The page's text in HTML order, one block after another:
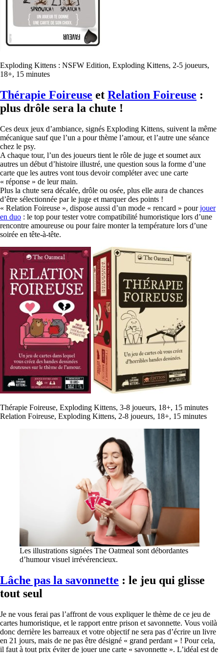
Exploding Kittens : NSFW Edition, Exploding Kittens, 2-5 joueurs,
18+, 15 minutes
Thérapie Foireuse et Relation Foireuse :
plus drôle sera la chute !
Ces deux jeux d’ambiance, signés Exploding Kittens, suivent la même
mécanique sauf que l’un a pour thème l’amour, et l’autre une séance
chez le psy.
A chaque tour, l’un des joueurs tient le rôle de juge et soumet aux
autres un début d’histoire illustré, une question sous la forme d’une
carte que les autres vont tous devoir compléter avec une carte
« réponse » de leur main.
Plus la chute sera décalée, drôle ou osée, plus elle aura de chances
d’être sélectionnée par le juge et marquer des points !
« Relation Foireuse », dispose aussi d’un mode « rencard » pourjouer
en duo : le top pour tester votre compatibilité humoristique lors d’une
rencontre amoureuse ou pour faire monter la température lors d’une
soirée en tête-à-tête.
Thérapie Foireuse, Exploding Kittens, 3-8 joueurs, 18+, 15 minutes
Relation Foireuse, Exploding Kittens, 2-8 joueurs, 18+, 15 minutes
Les illustrations signées The Oatmeal sont débordantes
d’humour visuel irrévérencieux.
Lâche pas la savonnette : le jeu qui glisse
tout seul
Je ne vous ferai pas l’affront de vous expliquer le thème de ce jeu de
cartes humoristique, et le rapport entre prison et savonnette. Vous voilà
donc derrière les barreaux et votre objectif ne sera pas d’écrire un livre
en 21 jours, mais de ne pas être désigné « grand perdant » ! Pour cela,
il faut à tout prix éviter de jouer une carte « savonnette ». L’idéal est de